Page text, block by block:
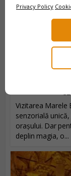
Vizitarea Marele
senzorială
orașului. Dar
deplin magia, o...
Privacy Policy